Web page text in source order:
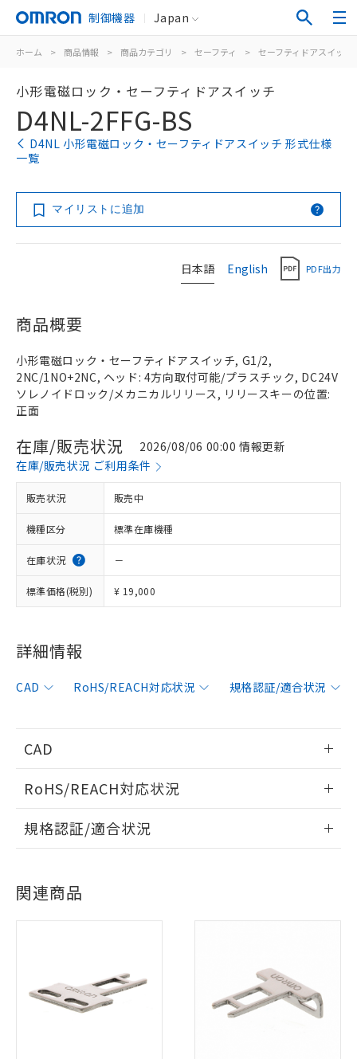
制御機器 Japan
ホーム > 商品情報 > 商品カテゴリ > セーフティ > セーフティドアスイッチ
小形電磁ロック・セーフティドアスイッチ
D4NL-2FFG-BS
D4NL 小形電磁ロック・セーフティドアスイッチ 形式仕様
一覧
マイリストに追加
日本語 English PDF出力
商品概要
小形電磁ロック・セーフティドアスイッチ, G1/2,
2NC/1NO+2NC, ヘッド: 4方向取付可能/プラスチック, DC24V
ソレノイドロック/メカニカルリリース, リリースキーの位置:
正面
在庫/販売状況
2026/08/06 00:00 情報更新
在庫/販売状況 ご利用条件
販売状況 販売中
機種区分 標準在庫機種
在庫状況 －
標準価格(税別) ¥ 19,000
詳細情報
CAD RoHS/REACH対応状況 規格認証/適合状況
CAD
ログイン/会員登録いただくと、CADデータをダウンロー
ドすることができます。
ソフトウェアの使用条件
RoHS/REACH対応状況
EU RoHS 注意事項・凡例
対応状況 ※1
中国 RoHS 注意事項・凡例
規格認証/適合状況
オムロン営業員または販売店にお問い合わせください。
関連商品
ご利用条件
以下の条件をお読みいただき、同意のうえ
非含有に対応した製品が提供可能な商品で
有に対応した製品に切り替える予定のある
商品です。
対応予定なし：EU RoHS指令（10物質）の